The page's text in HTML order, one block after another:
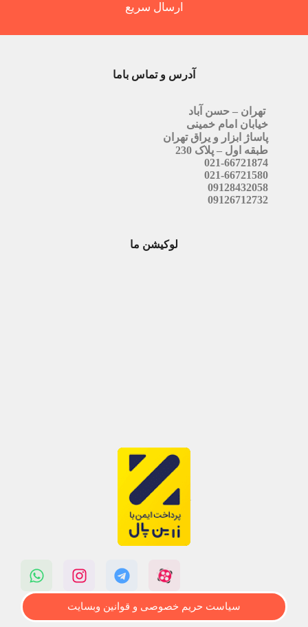
ارسال سریع
آدرس و تماس باما
تهران – حسن آباد
خیابان امام خمینی
پاساژ ابزار و یراق تهران
طبقه اول – پلاک 230
021-66721874
021-66721580
09128432058
09126712732
لوکیشن ما
سیاست حریم خصوصی و قوانین وبسایت